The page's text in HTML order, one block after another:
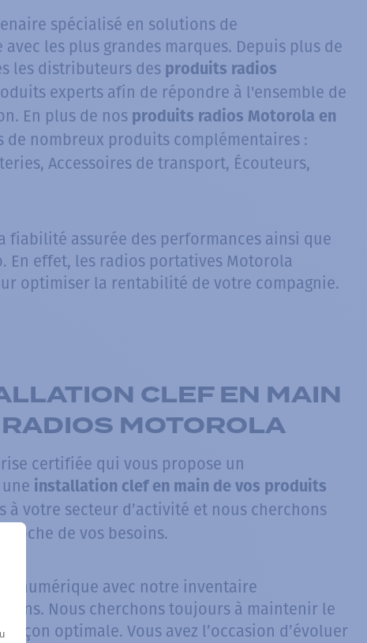
spécialisé en solutions de
les plus grandes marques. Depuis plus de
les distributeurs des produits radios
experts afin de répondre à l'ensemble de
En plus de nos produits radios Motorola en
de nombreux produits complémentaires :
Accessoires de transport, Écouteurs,
fiabilité assurée des performances ainsi que
effet, les radios portatives Motorola
optimiser la rentabilité de votre compagnie.
CLEF EN MAIN
MOTOROLA
certifiée qui vous propose un
installation clef en main de vos produits
à votre secteur d’activité et nous cherchons
de vos besoins.
numérique avec notre inventaire
Nous cherchons toujours à maintenir le
optimale. Vous avez l’occasion d’évoluer